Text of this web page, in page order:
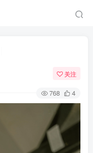
关注
768 4